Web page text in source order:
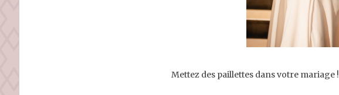
Mettez des paillettes dans votre mariage !